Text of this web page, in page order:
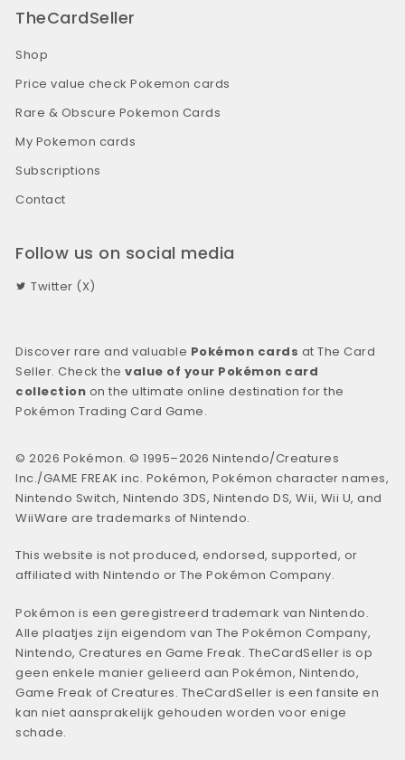
TheCardSeller
Shop
Price value check Pokemon cards
Rare & Obscure Pokemon Cards
My Pokemon cards
Subscriptions
Contact
Follow us on social media
Twitter (X)
Discover rare and valuable Pokémon cards at The Card
Seller. Check thevalue of your Pokémon card
collection on the ultimate online destination for the
Pokémon Trading Card Game.
© 2026 Pokémon. © 1995–2026 Nintendo/Creatures
Inc./GAME FREAK inc. Pokémon, Pokémon character names,
Nintendo Switch, Nintendo 3DS, Nintendo DS, Wii, Wii U, and
WiiWare are trademarks of Nintendo.
This website is not produced, endorsed, supported, or
affiliated with Nintendo or The Pokémon Company.
Pokémon is een geregistreerd trademark van Nintendo.
Alle plaatjes zijn eigendom van The Pokémon Company,
Nintendo, Creatures en Game Freak. TheCardSeller is op
geen enkele manier gelieerd aan Pokémon, Nintendo,
Game Freak of Creatures. TheCardSeller is een fansite en
kan niet aansprakelijk gehouden worden voor enige
schade.